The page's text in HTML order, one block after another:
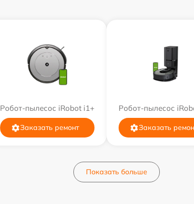
Робот-пылесос iRobot i1+
Заказать ремонт
Робот-пылесос
Заказать
Показать больше